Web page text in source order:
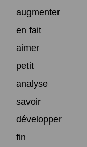
augmenter
en fait
aimer
petit
analyse
savoir
développer
fin